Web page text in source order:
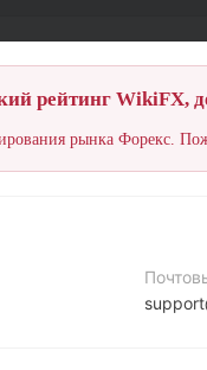
рейтинг WikiFX,
рынка Форекс.